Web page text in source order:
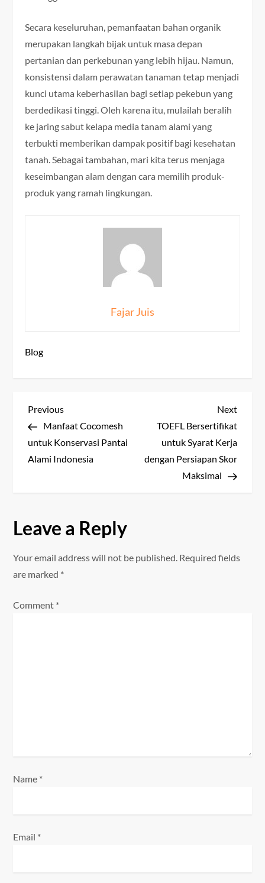
Secara keseluruhan, pemanfaatan bahan organik
merupakan langkah bijak untuk masa depan
pertanian dan perkebunan yang lebih hijau. Namun,
konsistensi dalam perawatan tanaman tetap menjadi
kunci utama keberhasilan bagi setiap pekebun yang
berdedikasi tinggi. Oleh karena itu, mulailah beralih
ke jaring sabut kelapa media tanam alami yang
terbukti memberikan dampak positif bagi kesehatan
tanah. Sebagai tambahan, mari kita terus menjaga
keseimbangan alam dengan cara memilih produk-
produk yang ramah lingkungan.
Fajar Juis
Blog
P
o
s
a
v
Previous
Post
Previous
Manfaat Cocomesh
untuk Konservasi Pantai
Alami Indonesia
Next
Post
Next
TOEFL Bersertifikat
untuk Syarat Kerja
dengan Persiapan Skor
Maksimal
Leave a Reply
Your email address will not be published. Required fields
are marked *
Comment *
Name *
Email *